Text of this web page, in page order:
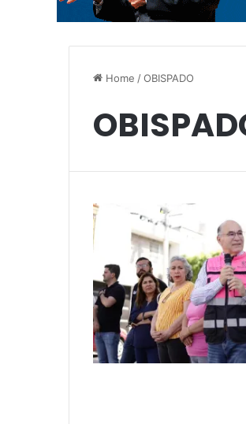
Home /OBISPADO